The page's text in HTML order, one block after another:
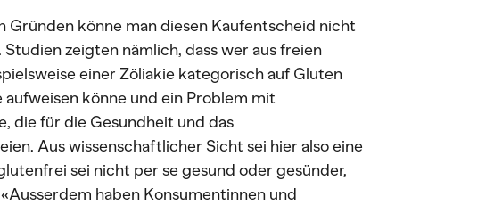
Gründen könne man diesen Kaufentscheid nicht
zeigten nämlich, dass wer aus freien
einer Zöliakie kategorisch auf Gluten
könne und ein Problem mit
die für die Gesundheit und das
Aus wissenschaftlicher Sicht sei hier also eine
sei nicht per se gesund oder gesünder,
haben Konsumentinnen und